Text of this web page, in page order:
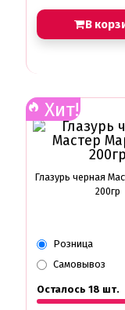
В
Хит!
Глазурь черная
200гр
Розница
Самовывоз
Осталось 18 шт.